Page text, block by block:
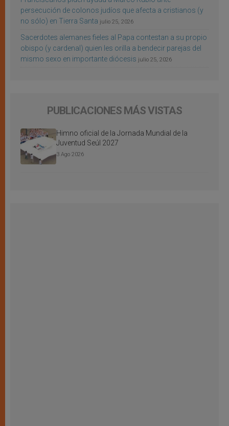
persecución de colonos judíos que afecta a cristianos (y
no sólo) en Tierra Santa julio 25, 2026
Sacerdotes alemanes fieles al Papa contestan a su propio
obispo (y cardenal) quien les orilla a bendecir parejas del
mismo sexo en importante diócesis julio 25, 2026
PUBLICACIONES MÁS VISTAS
Himno oficial de la Jornada Mundial de la
Juventud Seúl 2027
3 Ago 2026